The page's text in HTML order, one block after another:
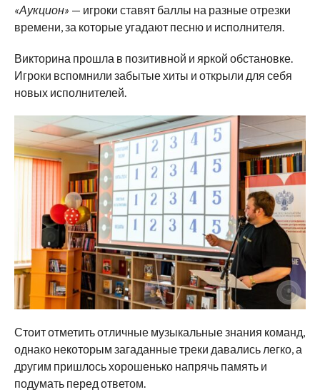
«Аукцион» — игроки ставят баллы на разные отрезки
времени, за которые угадают песню и исполнителя.
Викторина прошла в позитивной и яркой обстановке.
Игроки вспомнили забытые хиты и открыли для себя
новых исполнителей.
Стоит отметить отличные музыкальные знания команд,
однако некоторым загаданные треки давались легко, а
другим пришлось хорошенько напрячь память и
подумать перед ответом.